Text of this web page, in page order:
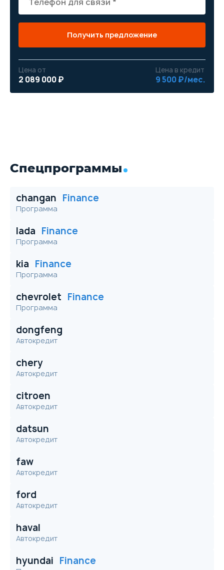
Получить предложение
Цена от
2 089 000 ₽
Цена в кредит
9 500 ₽/мес.
Спецпрограммы
changan Finance
Программа
lada Finance
Программа
kia Finance
Программа
chevrolet Finance
Программа
dongfeng
Автокредит
chery
Автокредит
citroen
Автокредит
datsun
Автокредит
faw
Автокредит
ford
Автокредит
haval
Автокредит
hyundai Finance